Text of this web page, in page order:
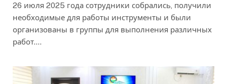
26 июля 2025 года сотрудники собрались, получили
необходимые для работы инструменты и были
организованы в группы для выполнения различных
работ.…